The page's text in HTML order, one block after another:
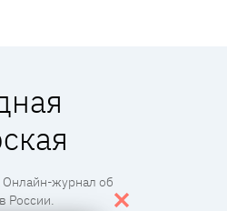
журнал об
России.